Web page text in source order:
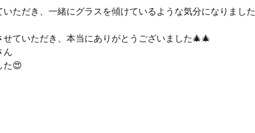
ただき、一緒にグラスを傾けているような気分になりました
ていただき、本当にありがとうございました🎄🎄
ん
た😍